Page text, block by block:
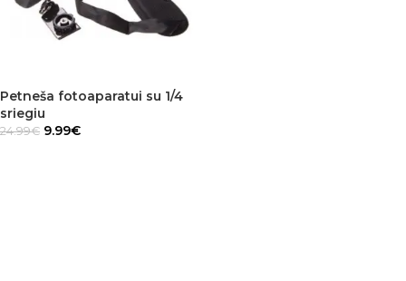
Petneša fotoaparatui su 1/4
sriegiu
24.99€ 9.99€